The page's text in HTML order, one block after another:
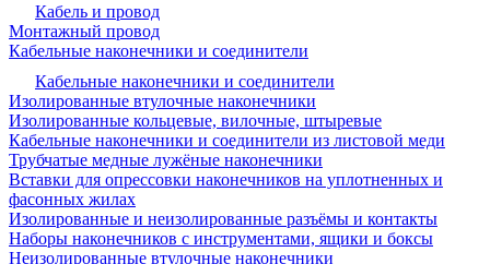
Кабель и провод
Монтажный провод
Кабельные наконечники и соединители
Кабельные наконечники и соединители
Изолированные втулочные наконечники
Изолированные кольцевые, вилочные, штыревые
Кабельные наконечники и соединители из листовой меди
Трубчатые медные лужёные наконечники
Вставки для опрессовки наконечников на уплотненных и
фасонных жилах
Изолированные и неизолированные разъёмы и контакты
Наборы наконечников с инструментами, ящики и боксы
Неизолированные втулочные наконечники